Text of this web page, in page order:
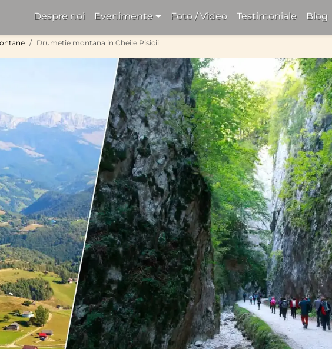
Despre noi Evenimente Foto / Video Testimoniale Blog
Drumetie montana in Cheile Pisicii